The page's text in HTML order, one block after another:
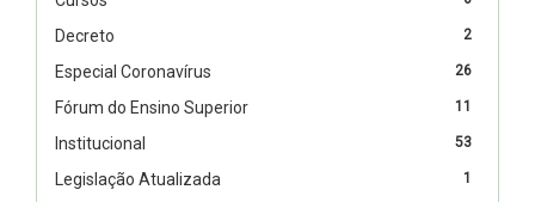
2
Decreto
26
Especial Coronavírus
11
Fórum do Ensino Superior
53
Institucional
1
Legislação Atualizada